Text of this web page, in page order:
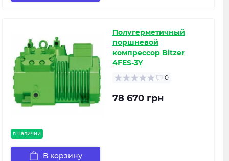
в наличии
Полугерметичный
поршневой
компрессор Bitzer
4FES-3Y
0
78 670 грн
В корзину